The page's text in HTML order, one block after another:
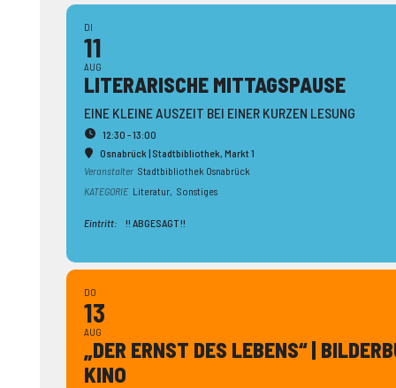
DI
11
AUG
LITERA­RISCHE MITTAGS­PAUSE
EINE KLEINE AUSZEIT BEI EINER KURZEN LESUNG
12:30 - 13:00
Osnabrück | Stadtbibliothek, Markt 1
Veranstalter Stadtbibliothek Osnabrück
KATEGORIE Literatur, Sonstiges
Eintritt: !! ABGESAGT !!
DO
13
AUG
„DER ERNST DES LEBENS“ |
KINO